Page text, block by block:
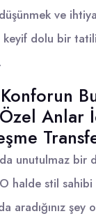
ve
keyif dolu bir
Konforun
Anlar
unutulmaz bir
halde stil
aradığınız şey